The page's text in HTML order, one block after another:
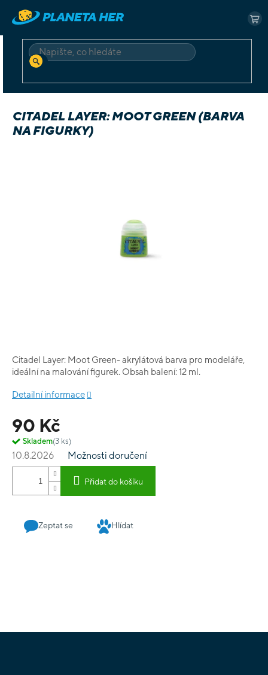
obsah
HLEDAT
CITADEL LAYER: MOOT GREEN (BARVA
NA FIGURKY)
90 Kč
Skladem(3 ks)
10.8.2026 Možnosti doručení
Přidat do košíku
Citadel Layer: Moot Green- akrylátová barva pro modeláře,
ideální na malování figurek. Obsah balení: 12 ml.
Detailní informace
Zeptat se Hlídat